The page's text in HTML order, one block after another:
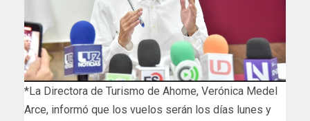
*La Directora de Turismo de Ahome, Verónica Medel
Arce, informó que los vuelos serán los días lunes y